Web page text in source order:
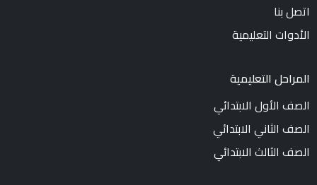
اتصل بنا
الأدوات التعليمية
المراحل التعليمية
الصف الأول الابتدائي
الصف الثاني الابتدائي
الصف الثالث الابتدائي